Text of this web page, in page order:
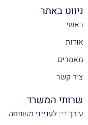
ניווט באתר
ראשי
אודות
מאמרים
צור קשר
שרותי המשרד
עורך דין לענייני משפחה